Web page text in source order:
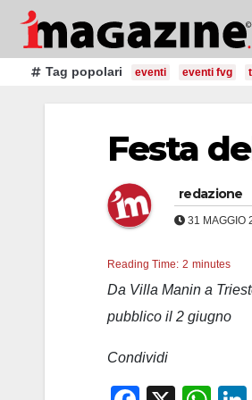
Salta
contenutoTag popolari eventi eventi fvg
Festa
redazione
31 MAGGIO
Reading Time: 2 minutes
Da Villa Manin a
pubblico il 2 giugno
Condividi